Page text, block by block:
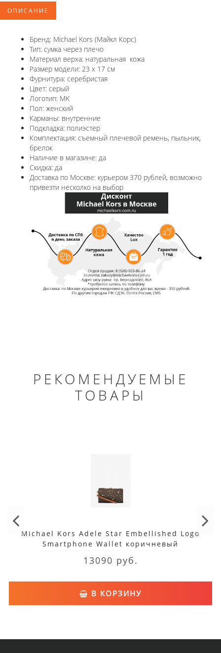
ОПИСАНИЕ
Бренд: Michael Kors (Майкл Корс)
Тип: сумка через плечо
Материал верха: натуральная кожа
Размер модели: 23 х 17 см
Фурнитура: серебристая
Цвет: серый
Логотип: MK
Пол: женский
Карманы: внутренние
Подкладка: полиэстер
Комплектация: съемный плечевой ремень, пыльник,
брелок
Наличие в магазине: да
Скидка: да
Доставка по Москве: курьером 370 рублей, возможно
привезти несколко на выбор
РЕКОМЕНДУЕМЫЕ
ТОВАРЫ
Michael Kors Adele Star Embellished Logo
Smartphone Wallet коричневый
13090 руб.
В КОРЗИНУ